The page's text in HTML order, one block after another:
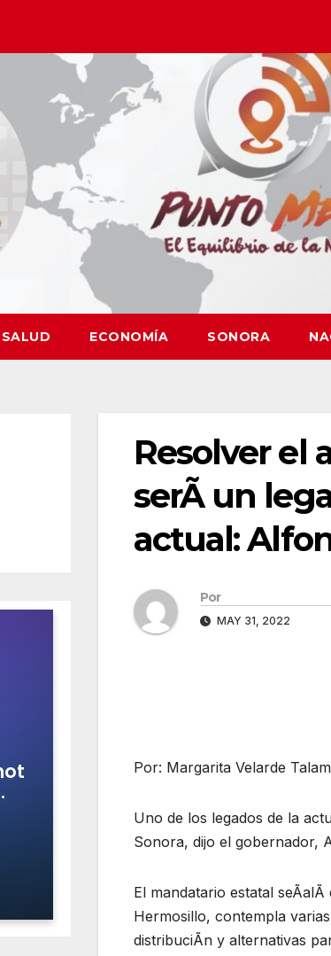
SALUD ECONOMÍA SONORA
Resolver el
serÃ un
actual:
Por
MAY 31, 2022
Por: Margarita Velarde
Uno de los legados de la
Sonora, dijo el gobernador,
El mandatario estatal
Hermosillo, contempla
distribuciÃn y alternativas